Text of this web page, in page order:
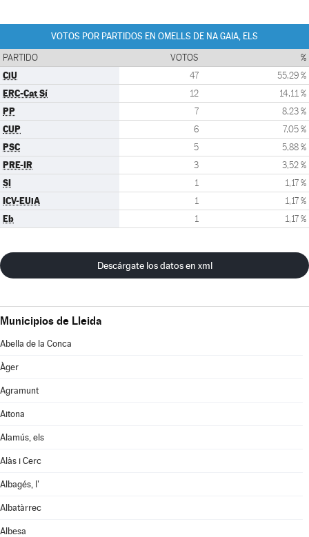
VOTOS POR PARTIDOS EN OMELLS DE NA GAIA, ELS
PARTIDO VOTOS %
CiU 47 55,29 %
ERC-Cat Sí 12 14,11 %
PP 7 8,23 %
CUP 6 7,05 %
PSC 5 5,88 %
PRE-IR 3 3,52 %
SI 1 1,17 %
ICV-EUiA 1 1,17 %
Eb 1 1,17 %
Descárgate los datos en xml
Municipios de Lleida
Abella de la Conca
Àger
Agramunt
Aitona
Alamús, els
Alàs i Cerc
Albagés, l'
Albatàrrec
Albesa